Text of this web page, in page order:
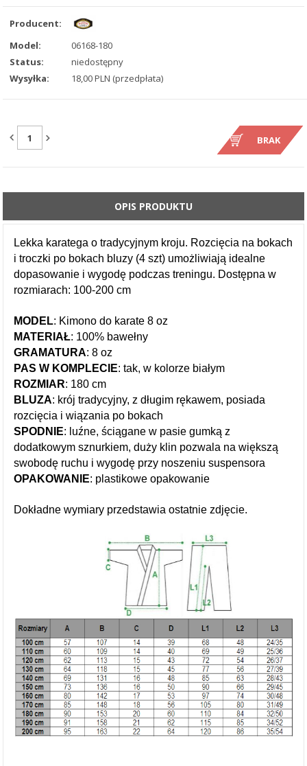
Producent:
Model:
06168-180
Status:
niedostępny
Wysyłka:
18,00 PLN (przedpłata)
BRAK
ILOŚĆ:
OPIS PRODUKTU
Lekka karatega o tradycyjnym kroju. Rozcięcia na bokach
i troczki po bokach bluzy (4 szt) umożliwiają idealne
dopasowanie i wygodę podczas treningu. Dostępna w
rozmiarach: 100-200 cm
MODEL: Kimono do karate 8 oz
MATERIAŁ: 100% bawełny
GRAMATURA: 8 oz
PAS W KOMPLECIE: tak, w kolorze białym
ROZMIAR: 180 cm
BLUZA: krój tradycyjny, z długim rękawem, posiada
rozcięcia i wiązania po bokach
SPODNIE: luźne, ściągane w pasie gumką z
dodatkowym sznurkiem, duży klin pozwala na większą
swobodę ruchu i wygodę przy noszeniu suspensora
OPAKOWANIE: plastikowe opakowanie
Dokładne wymiary przedstawia ostatnie zdjęcie.